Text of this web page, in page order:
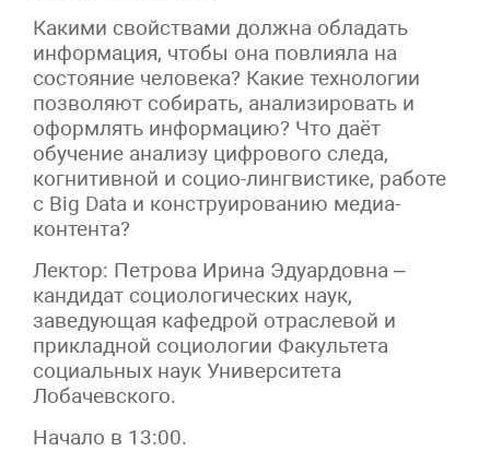
Какими свойствами должна обладать
информация, чтобы она повлияла на
состояние человека? Какие технологии
позволяют собирать, анализировать и
оформлять информацию? Что даёт
обучение анализу цифрового следа,
когнитивной и социо-лингвистике, работе
с Big Data и конструированию медиа-
контента?
Лектор: Петрова Ирина Эдуардовна –
кандидат социологических наук,
заведующая кафедрой отраслевой и
прикладной социологии Факультета
социальных наук Университета
Лобачевского.
Начало в 13:00.